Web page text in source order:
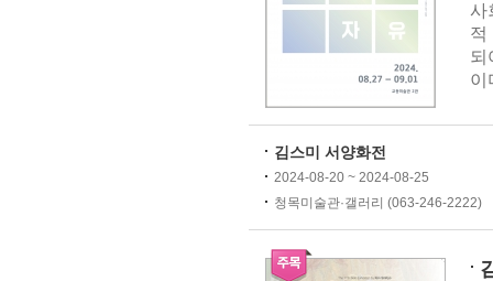
사
적
되
이
김스미 서양화전
2024-08-20 ~ 2024-08-25
청목미술관·갤러리 (063-246-2222)